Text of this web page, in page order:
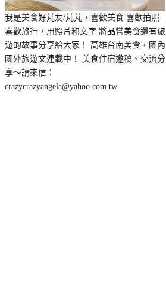
我是美食好芃友/芃芃，喜歡美食 喜歡拍照
喜歡旅行，用照片和文字 將品嘗美食還有旅
遊的故事分享給大家！ 高雄台南美食，國內
國外旅遊文連載中！ 美食住宿邀稿、交流分
享～請來信：
crazycrazyangela@yahoo.com.tw